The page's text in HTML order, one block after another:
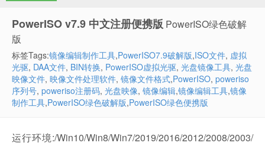
PowerISO v7.9 中文注册便携版 PowerISO绿色破解
版
标签Tags:镜像编辑制作工具,PowerISO7.9破解版,ISO文件, 虚拟
光驱, DAA文件, BIN转换, PowerISO虚拟光驱, 光盘镜像工具, 光盘
映像文件, 映像文件处理软件, 镜像文件格式,PowerISO, poweriso
序列号, poweriso注册码, 光盘映像, 镜像编辑,镜像编辑工具,镜像
制作工具,PowerISO绿色破解版,PowerISO绿色便携版
运行环境:/Win10/Win8/Win7/2019/2016/2012/2008/2003/